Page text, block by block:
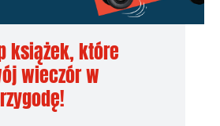
książek, które
wieczór w